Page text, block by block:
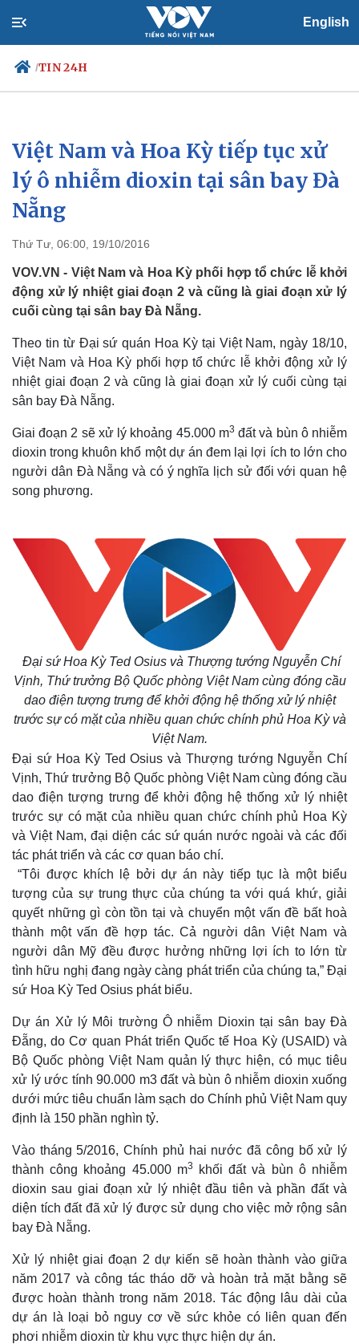
English
/TIN 24H
Chính trị
Đảng
Tổ chức nhân sự
Quốc hội
Nhận diện sự thật
Xã hội
Tin 24h
Dự báo thời tiết
Thế giới
Quan sát
Cuộc sống đó đây
Hồ sơ
Multimedia
Video
Ảnh
E-Magazine
Infographic
Việt Nam và Hoa Kỳ tiếp tục xử
lý ô nhiễm dioxin tại sân bay Đà
Nẵng
Thứ Tư, 06:00, 19/10/2016
VOV.VN - Việt Nam và Hoa Kỳ phối hợp tổ chức lễ khởi
động xử lý nhiệt giai đoạn 2 và cũng là giai đoạn xử lý
cuối cùng tại sân bay Đà Nẵng.
Theo tin từ Đại sứ quán Hoa Kỳ tại Việt Nam, ngày 18/10,
Việt Nam và Hoa Kỳ phối hợp tổ chức lễ khởi động xử lý
nhiệt giai đoạn 2 và cũng là giai đoạn xử lý cuối cùng tại
sân bay Đà Nẵng.
Giai đoạn 2 sẽ xử lý khoảng 45.000 m3 đất và bùn ô nhiễm
dioxin trong khuôn khổ một dự án đem lại lợi ích to lớn cho
người dân Đà Nẵng và có ý nghĩa lịch sử đối với quan hệ
song phương.
Đại sứ Hoa Kỳ Ted Osius và Thượng tướng Nguyễn Chí
Vịnh, Thứ trưởng Bộ Quốc phòng Việt Nam cùng đóng cầu
dao điện tượng trưng để khởi động hệ thống xử lý nhiệt
trước sự có mặt của nhiều quan chức chính phủ Hoa Kỳ và
Việt Nam.
Đại sứ Hoa Kỳ Ted Osius và Thượng tướng Nguyễn Chí
Vịnh, Thứ trưởng Bộ Quốc phòng Việt Nam cùng đóng cầu
dao điện tượng trưng để khởi động hệ thống xử lý nhiệt
trước sự có mặt của nhiều quan chức chính phủ Hoa Kỳ
và Việt Nam, đại diện các sứ quán nước ngoài và các đối
tác phát triển và các cơ quan báo chí.
“Tôi được khích lệ bởi dự án này tiếp tục là một biểu
tượng của sự trung thực của chúng ta với quá khứ, giải
quyết những gì còn tồn tại và chuyển một vấn đề bất hoà
thành một vấn đề hợp tác. Cả người dân Việt Nam và
người dân Mỹ đều được hưởng những lợi ích to lớn từ
tình hữu nghị đang ngày càng phát triển của chúng ta,” Đại
sứ Hoa Kỳ Ted Osius phát biểu.
Dự án Xử lý Môi trường Ô nhiễm Dioxin tại sân bay Đà
Đẵng, do Cơ quan Phát triển Quốc tế Hoa Kỳ (USAID) và
Bộ Quốc phòng Việt Nam quản lý thực hiện, có mục tiêu
xử lý ước tính 90.000 m3 đất và bùn ô nhiễm dioxin xuống
dưới mức tiêu chuẩn làm sạch do Chính phủ Việt Nam quy
định là 150 phần nghìn tỷ.
Vào tháng 5/2016, Chính phủ hai nước đã công bố xử lý
thành công khoảng 45.000 m3
khối đất và bùn ô nhiễm
dioxin sau giai đoạn xử lý nhiệt đầu tiên và phần đất và
diện tích đất đã xử lý được sử dụng cho việc mở rộng sân
bay Đà Nẵng.
Xử lý nhiệt giai đoạn 2 dự kiến sẽ hoàn thành vào giữa
năm 2017 và công tác tháo dỡ và hoàn trả mặt bằng sẽ
được hoàn thành trong năm 2018. Tác động lâu dài của
dự án là loại bỏ nguy cơ về sức khỏe có liên quan đến
phơi nhiễm dioxin từ khu vực thực hiện dự án.